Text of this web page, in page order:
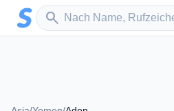
Zum Hauptinhalt springen
search
Sender suchen